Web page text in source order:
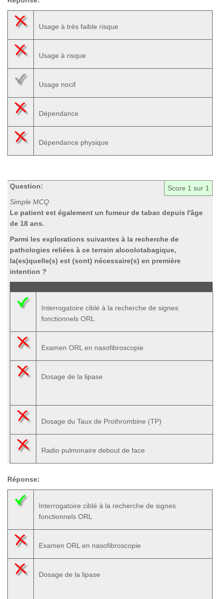
Usage à très faible risque
Usage à risque
Usage nocif
Dépendance
Dépendance physique
Score 1 sur 1
Question:
Simple MCQ
Le patient est également un fumeur de tabac depuis l'âge
de 18 ans.
Parmi les explorations suivantes à la recherche de
pathologies reliées à ce terrain alcoolotabagique,
la(es)quelle(s) est (sont) nécessaire(s) en première
intention ?
Interrogatoire ciblé à la recherche de signes
fonctionnels ORL
Examen ORL en nasofibroscopie
Dosage de la lipase
Dosage du Taux de Prothrombine (TP)
Radio pulmonaire debout de face
Réponse:
Interrogatoire ciblé à la recherche de signes
fonctionnels ORL
Examen ORL en nasofibroscopie
Dosage de la lipase